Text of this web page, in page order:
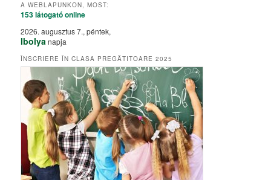
A WEBLAPUNKON, MOST:
153 látogatóonline
2026. augusztus 7., péntek,
Ibolyanapja
ÎNSCRIERE ÎN CLASA PREGĂTITOARE 2025